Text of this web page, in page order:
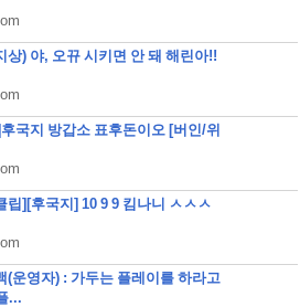
상) 야, 오뀨 시키면 안 돼 해린아!!
국지 방갑소 표후돈이오 [버인/위
립][후국지] 10 9 9 킴나니 ㅅㅅㅅ
(운영자) : 가두는 플레이를 하라고
...